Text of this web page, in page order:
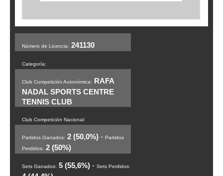
Número de Licencia: 241130
Categoría:
Club Competición Autonómica: RAFA
NADAL SPORTS CENTRE
TENNIS CLUB
Club Competición Nacional:
Partidos Ganados: 2 (50,0%) - Partidos
Perdidos: 2 (50%)
Sets Ganados: 5 (55,6%) - Sets Perdidos: